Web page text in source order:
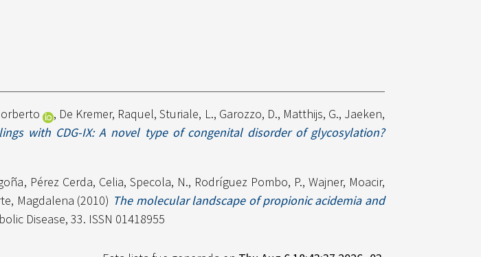
, De Kremer, Raquel,Sturiale, L., Garozzo, D., Matthijs, G., Jaeken,
with CDG-IX: A novel type of congenital disorder of glycosylation?
, Pérez Cerda, Celia, Specola, N., Rodríguez Pombo, P.,Wajner, Moacir,
Magdalena (2010) The molecular landscape of propionic acidemia and
Disease, 33. ISSN 01418955